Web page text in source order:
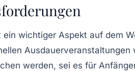
ein wichtiger Aspekt auf dem
Ausdauerveranstaltungen
werden, sei es für